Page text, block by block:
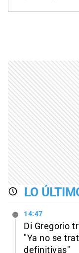
LO
14:47
Di Gregorio
"Ya no se
definitivas"